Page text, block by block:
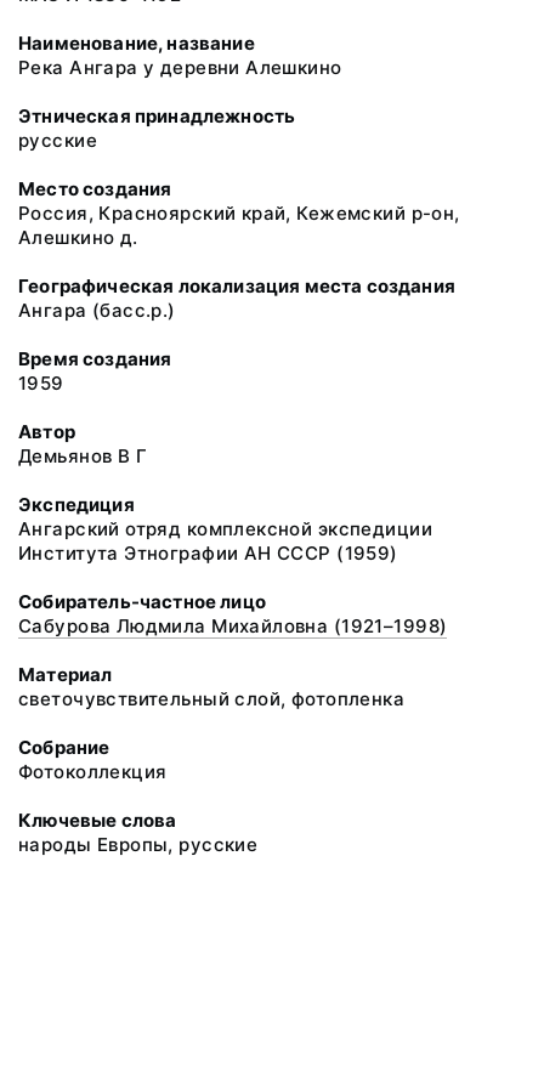
Наименование, название
Река Ангара у деревни Алешкино
Этническая принадлежность
русские
Место создания
Россия, Красноярский край, Кежемский р-он,
Алешкино д.
Географическая локализация места создания
Ангара (басс.р.)
Время создания
1959
Автор
Демьянов В Г
Экспедиция
Ангарский отряд комплексной экспедиции
Института Этнографии АН СССР (1959)
Собиратель-частное лицо
Сабурова Людмила Михайловна (1921–1998)
Материал
светочувствительный слой, фотопленка
Собрание
Фотоколлекция
Ключевые слова
народы Европы, русские